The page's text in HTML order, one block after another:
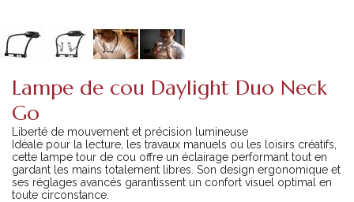
Lampe de cou Daylight Duo Neck
Go
Liberté de mouvement et précision lumineuse
Idéale pour la lecture, les travaux manuels ou les loisirs créatifs,
cette lampe tour de cou offre un éclairage performant tout en
gardant les mains totalement libres. Son design ergonomique et
ses réglages avancés garantissent un confort visuel optimal en
toute circonstance.